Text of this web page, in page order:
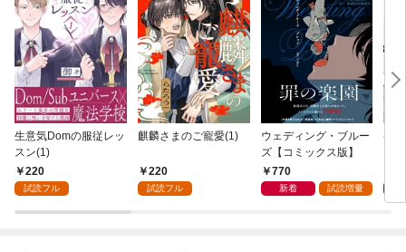
生意気Domの服従レッ
スン(1)
220
試読フル
麒麟さまのご寵愛(1)
220
試読フル
ウェディング・ブルー
ズ【コミックス版】
770
新着 試読増量
ペ